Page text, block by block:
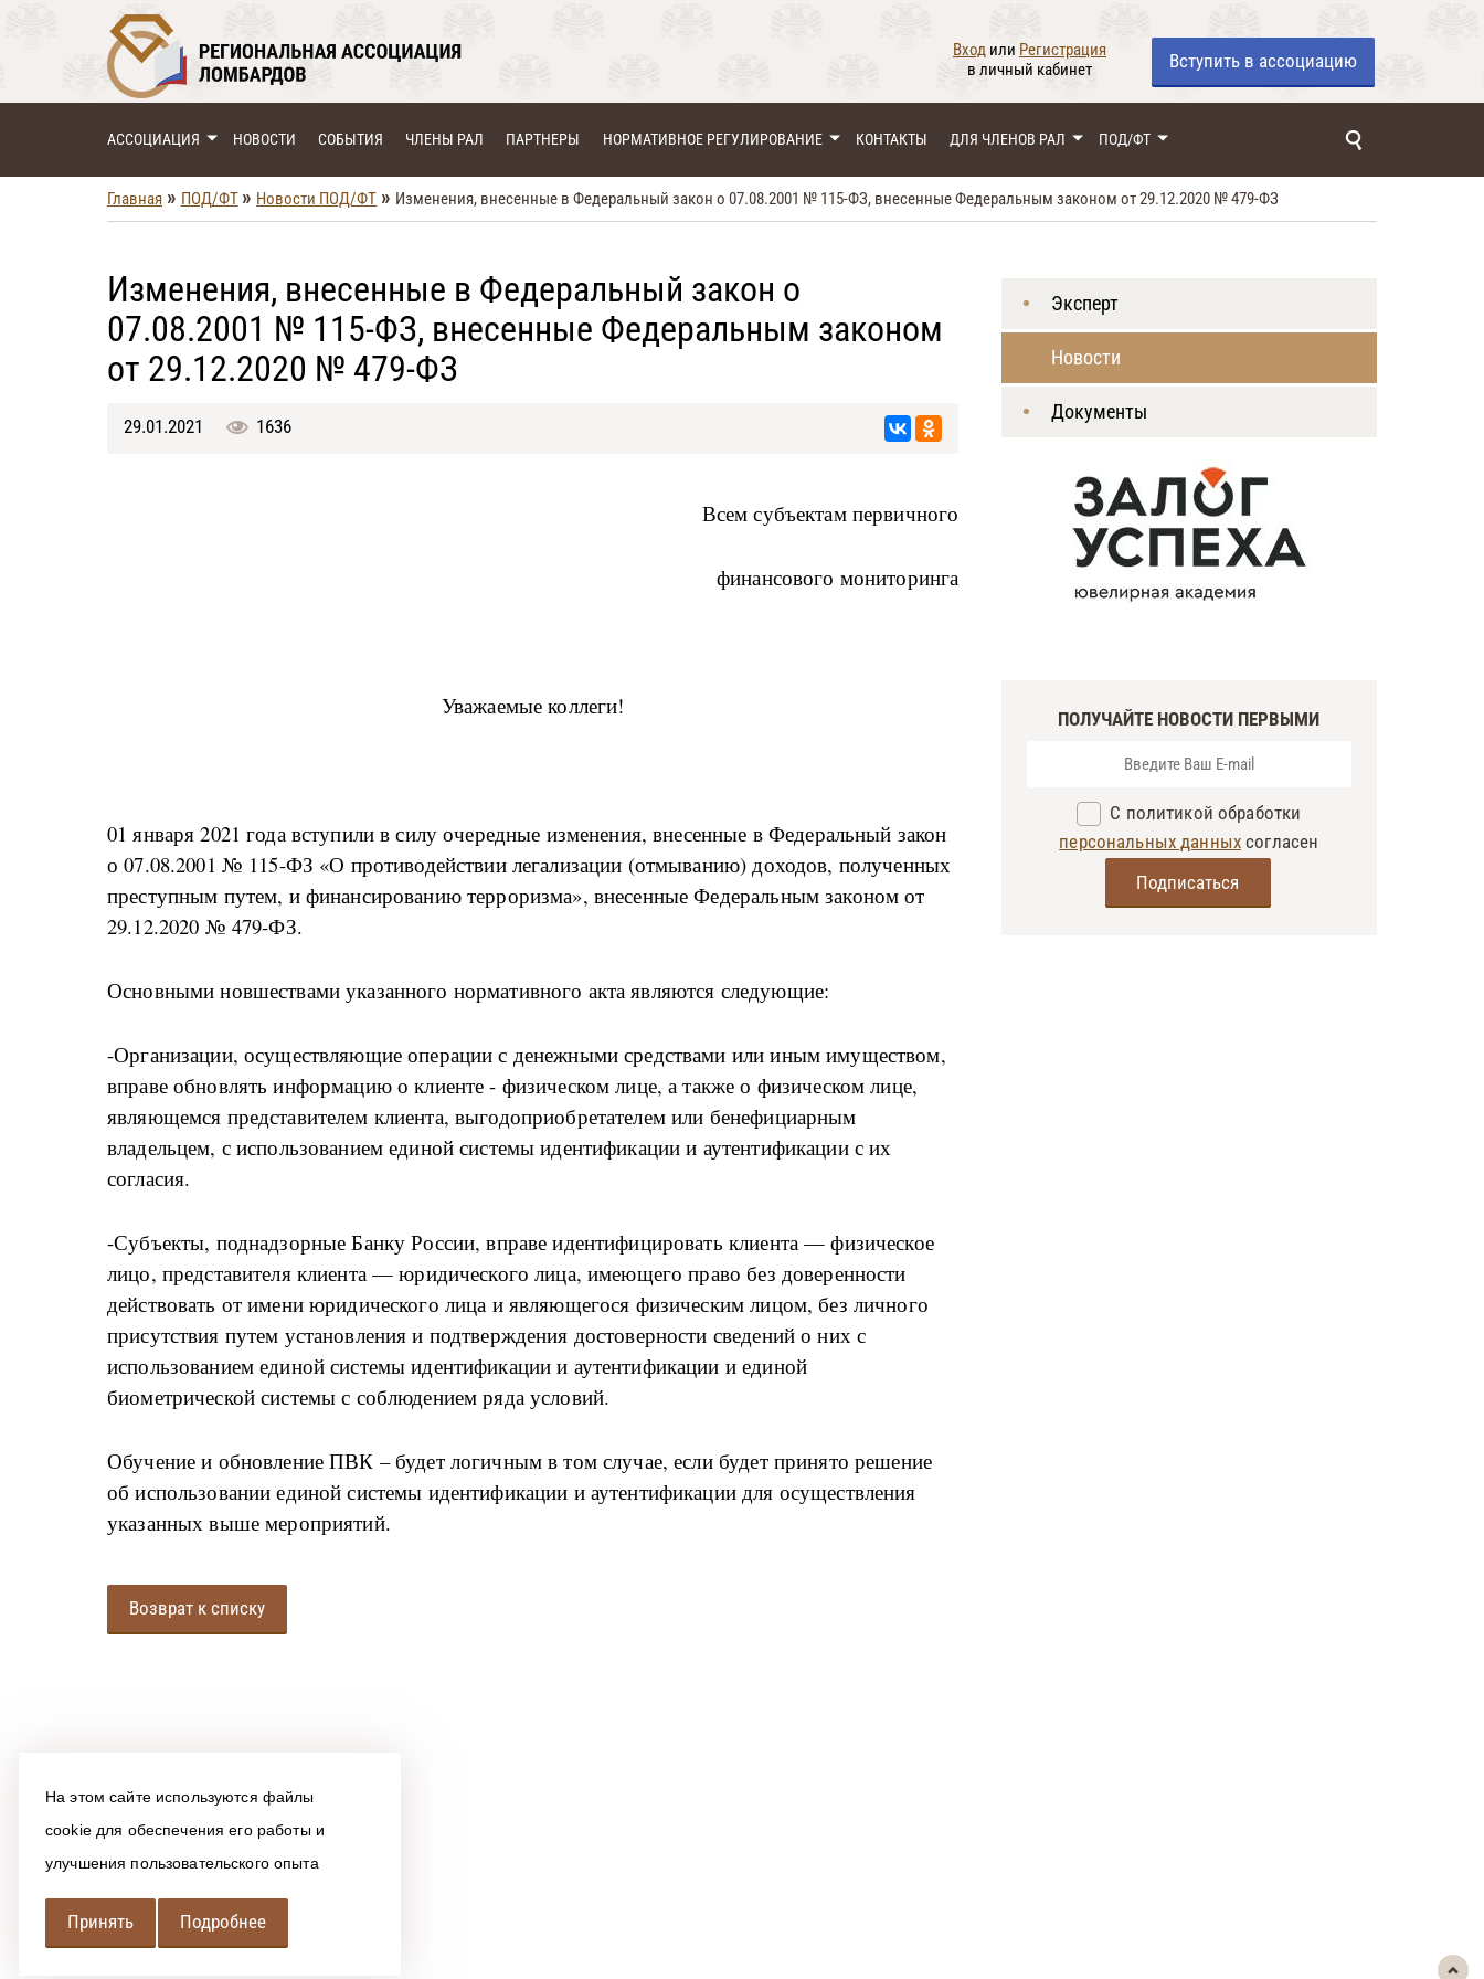
На этом сайте используются файлы
cookie для обеспечения его работы и
улучшения пользовательского опыта
Принять Подробнее
Вход или Регистрация
в личный кабинет
Вступить в ассоциацию
АССОЦИАЦИЯ НОВОСТИ СОБЫТИЯ ЧЛЕНЫ РАЛ ПАРТНЕРЫ НОРМАТИВНОЕ РЕГУЛИРОВАНИЕ КОНТАКТЫ ДЛЯ ЧЛЕНОВ РАЛ ПОД/ФТ
Главная » ПОД/ФТ » Новости ПОД/ФТ » Изменения, внесенные в Федеральный закон о 07.08.2001 № 115-ФЗ, внесенные Федеральным законом от 29.12.2020 № 479-ФЗ
Изменения, внесенные в Федеральный закон о
07.08.2001 № 115-ФЗ, внесенные Федеральным законом
от 29.12.2020 № 479-ФЗ
29.01.2021 1636
Всем субъектам первичного
финансового мониторинга
Уважаемые коллеги!
01 января 2021 года вступили в силу очередные изменения, внесенные в Федеральный закон
о 07.08.2001 № 115-ФЗ «О противодействии легализации (отмыванию) доходов, полученных
преступным путем, и финансированию терроризма», внесенные Федеральным законом от
29.12.2020 № 479-ФЗ.
Основными новшествами указанного нормативного акта являются следующие:
-Организации, осуществляющие операции с денежными средствами или иным имуществом,
вправе обновлять информацию о клиенте - физическом лице, а также о физическом лице,
являющемся представителем клиента, выгодоприобретателем или бенефициарным
владельцем, с использованием единой системы идентификации и аутентификации с их
согласия.
-Субъекты, поднадзорные Банку России, вправе идентифицировать клиента — физическое
лицо, представителя клиента — юридического лица, имеющего право без доверенности
действовать от имени юридического лица и являющегося физическим лицом, без личного
присутствия путем установления и подтверждения достоверности сведений о них с
использованием единой системы идентификации и аутентификации и единой
биометрической системы с соблюдением ряда условий.
Обучение и обновление ПВК – будет логичным в том случае, если будет принято решение
об использовании единой системы идентификации и аутентификации для осуществления
указанных выше мероприятий.
Возврат к списку
Эксперт
Новости
Документы
ПОЛУЧАЙТЕ НОВОСТИ ПЕРВЫМИ
С политикой обработки
персональных данныхсогласен